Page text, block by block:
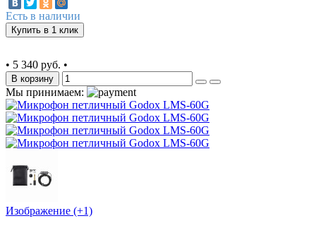
Есть в наличии
Купить в 1 клик
• 5 340 руб. •
В корзину
Мы принимаем:
Изображение (+1)